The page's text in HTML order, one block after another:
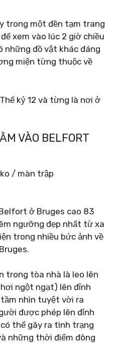
trong một đền tạm trang
xem vào lúc 2 giờ chiều
những đồ vật khác đáng
miện từng thuộc về
kỷ 12 và từng là nơi ở
VÀO BELFORT
/ màn trập
ở Bruges cao 83
ngưỡng đẹp nhất từ ​​xa
trong nhiều bức ảnh về
trong tòa nhà là leo lên
ngột ngạt) lên đỉnh
tầm nhìn tuyệt vời ra
được phép lên đỉnh
thể gây ra tình trạng
những thời điểm đông